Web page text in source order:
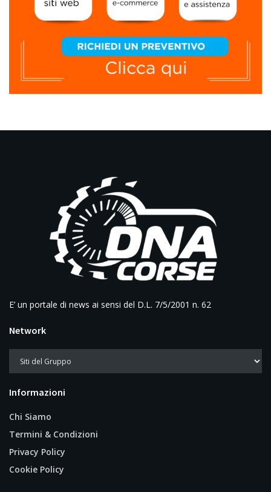
E’ un portale di news ai sensi del D.L. 7/5/2001 n. 62
Network
Informazioni
Chi Siamo
Termini & Condizioni
Privacy Policy
Cookie Policy